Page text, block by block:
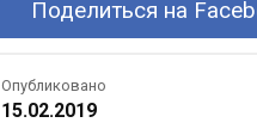
Поделиться на
Опубликовано
15.02.2019